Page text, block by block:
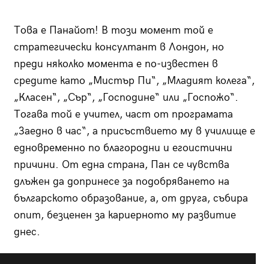
Това е Панайот! В този момент той е
стратегически консултант в Лондон, но
преди няколко момента е по-известен в
средите като „Мистър Пи“, „Младият колега“,
„Класен“, „Сър“, „Господине“ или „Госпожо“.
Тогава той е учител, част от програмата
„Заедно в час“, а присъствието му в училище е
едновременно по благородни и егоистични
причини. От една страна, Пан се чувства
длъжен да допринесe за подобряването на
българското образование, а, от друга, събира
опит, безценен за кариерното му развитие
днес.